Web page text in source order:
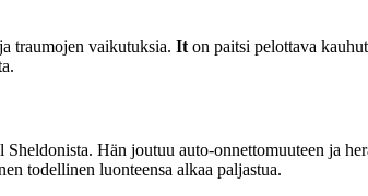
traumojen vaikutuksia. It on paitsi pelottava
Hän joutuu auto-onnettomuuteen ja
todellinen luonteensa alkaa paljastua.